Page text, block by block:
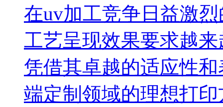
在uv加工竞争日益激
工艺呈现效果要求越
凭借其卓越的适应性
端定制领域的理想打